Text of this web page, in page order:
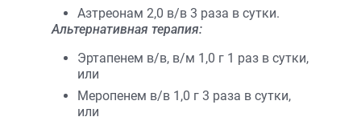
Азтреонам 2,0 в/в 3 раза в сутки.
Альтернативная терапия:
Эртапенем в/в, в/м 1,0 г 1 раз в сутки,
или
Меропенем в/в 1,0 г 3 раза в сутки,
или